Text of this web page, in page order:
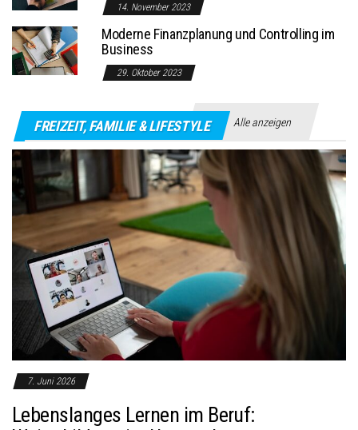
14. November 2023
Moderne Finanzplanung und Controlling im
Business
29. Oktober 2023
FREIZEIT, FAMILIE & LIFESTYLE Alle anzeigen
7. Juni 2026
Lebenslanges Lernen im Beruf: